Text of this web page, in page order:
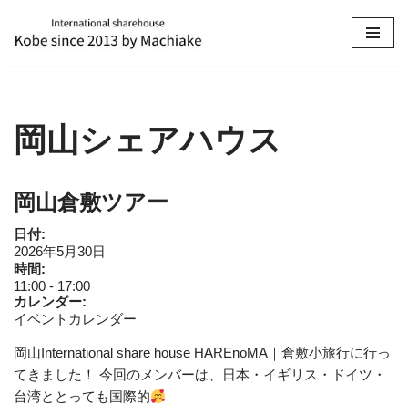
コ
ツ
へ
キ
プ
岡山シェアハウス
岡山倉敷ツアー
日付:
2026年5月30日
時間:
11:00 - 17:00
カレンダー:
イベントカレンダー
岡山International share house HAREnoMA｜倉敷小旅行に行っ
てきました！ 今回のメンバーは、日本・イギリス・ドイツ・
台湾ととっても国際的